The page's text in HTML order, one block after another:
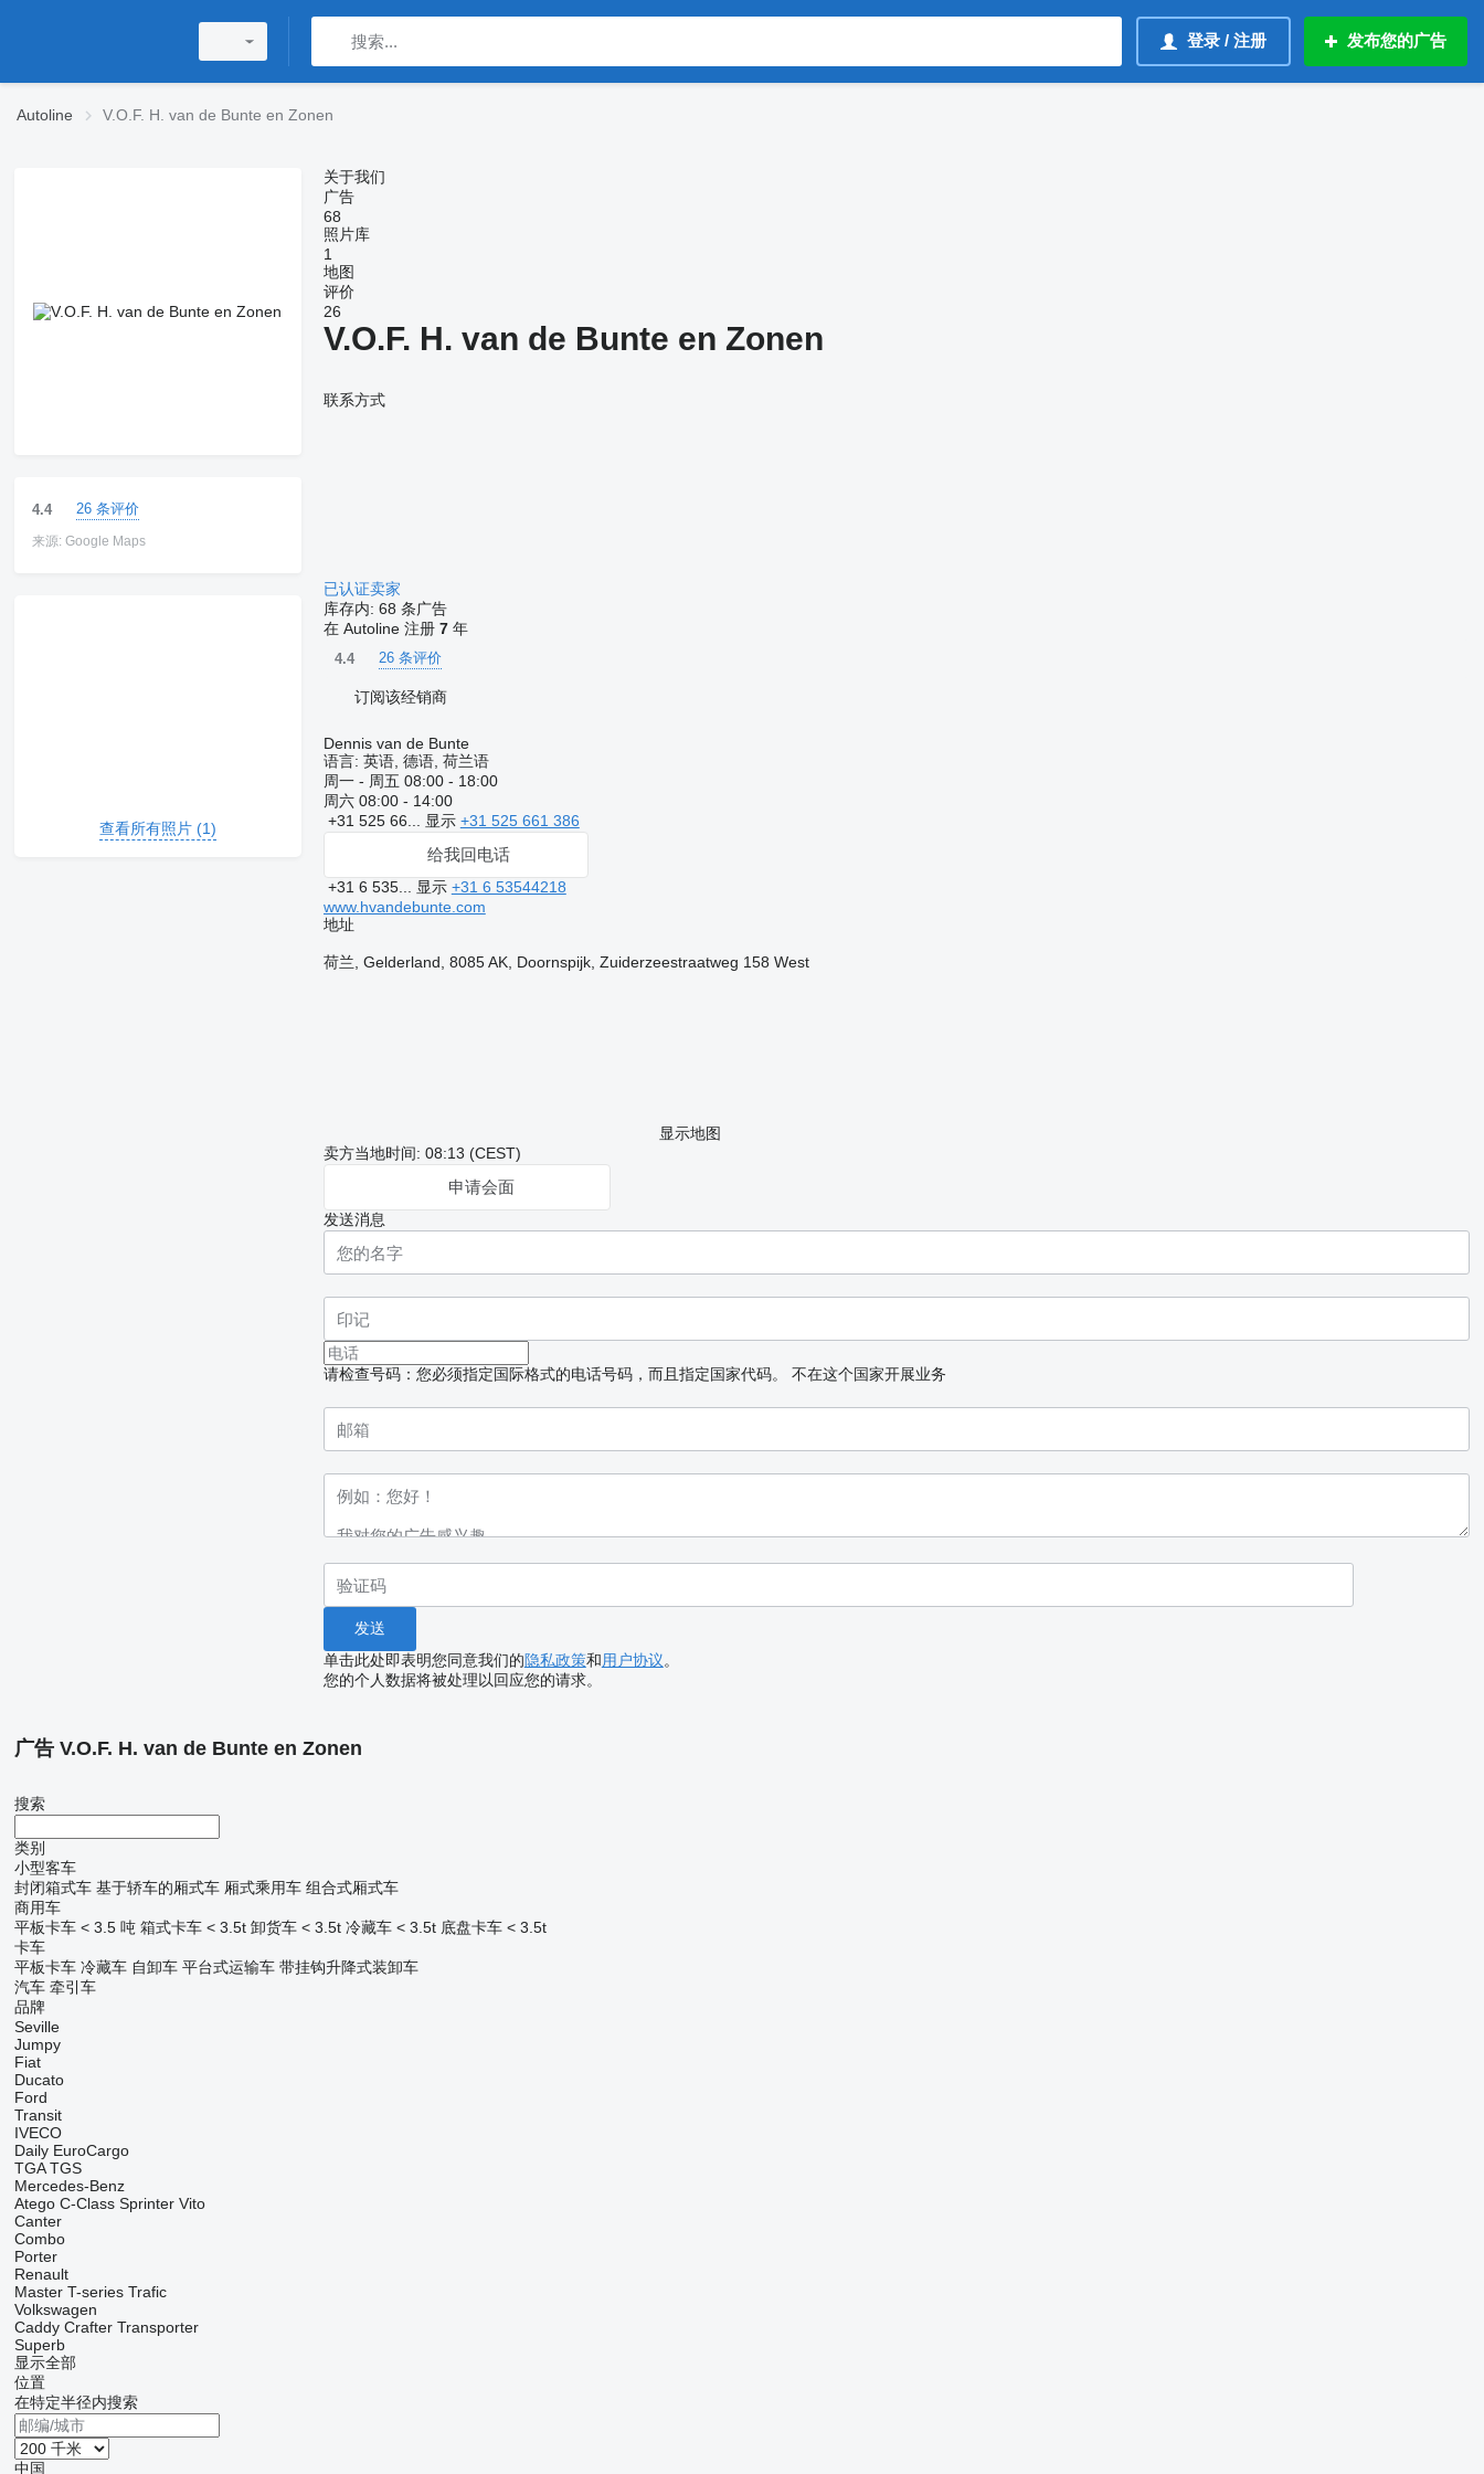
登录 / 注册 发布您的广告
Autoline V.O.F. H. van de Bunte en Zonen
4.4 26 条评价
来源: Google Maps
查看所有照片 (1)
关于我们
广告
68
照片库
1
地图
评价
26
V.O.F. H. van de Bunte en Zonen
联系方式
已认证卖家
库存内: 68 条广告
在 Autoline 注册 7年
4.4 26 条评价
订阅该经销商
Dennis van de Bunte
语言: 英语, 德语, 荷兰语
周一 - 周五 08:00 - 18:00
周六 08:00 - 14:00
+31 525 66... 显示 +31 525 661 386
给我回电话
+31 6 535... 显示 +31 6 53544218
www.hvandebunte.com
地址
荷兰, Gelderland, 8085 AK, Doornspijk, Zuiderzeestraatweg 158 West
显示地图
卖方当地时间: 08:13 (CEST)
申请会面
发送消息
请检查号码：您必须指定国际格式的电话号码，而且指定国家代码。 不在这个国家开展业务
单击此处即表明您同意我们的隐私政策和用户协议。
您的个人数据将被处理以回应您的请求。
广告 V.O.F. H. van de Bunte en Zonen
搜索
类别
小型客车
封闭箱式车 基于轿车的厢式车 厢式乘用车 组合式厢式车
商用车
平板卡车 < 3.5 吨 箱式卡车 < 3.5t 卸货车 < 3.5t 冷藏车 < 3.5t 底盘卡车 < 3.5t
卡车
平板卡车 冷藏车 自卸车 平台式运输车 带挂钩升降式装卸车
汽车 牵引车
品牌
Seville
Jumpy
Fiat
Ducato
Ford
Transit
IVECO
Daily EuroCargo
TGA TGS
Mercedes-Benz
Atego C-Class Sprinter Vito
Canter
Combo
Porter
Renault
Master T-series Trafic
Volkswagen
Caddy Crafter Transporter
Superb
显示全部
位置
在特定半径内搜索
中国